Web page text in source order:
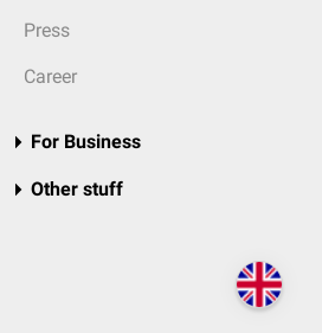
Press
Career
For Business
Other stuff